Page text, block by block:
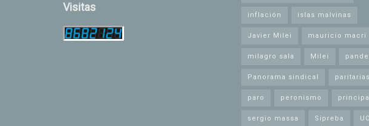
Visitas
inflación islas malvinas
Javier Milei mauricio macri
milagro sala Milei
Panorama sindical paritarias
paro peronismo principal
sergio massa Sipreba